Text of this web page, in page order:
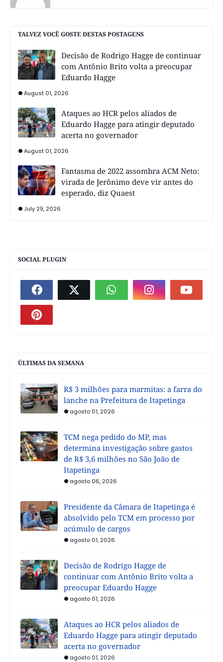
TALVEZ VOCÊ GOSTE DESTAS POSTAGENS
Decisão de Rodrigo Hagge de continuar
com Antônio Brito volta a preocupar
Eduardo Hagge
August 01, 2026
Ataques ao HCR pelos aliados de
Eduardo Hagge para atingir deputado
acerta no governador
August 01, 2026
Fantasma de 2022 assombra ACM Neto:
virada de Jerônimo deve vir antes do
esperado, diz Quaest
July 29, 2026
SOCIAL PLUGIN
ÚLTIMAS DA SEMANA
R$ 3 milhões para marmitas: a farra do
lanche na Prefeitura de Itapetinga
agosto 01, 2026
TCM nega pedido do MP, mas
determina investigação sobre gastos
de R$ 3,6 milhões no São João de
Itapetinga
agosto 06, 2026
Presidente da Câmara de Itapetinga é
absolvido pelo TCM em processo por
acúmulo de cargos
agosto 01, 2026
Decisão de Rodrigo Hagge de
continuar com Antônio Brito volta a
preocupar Eduardo Hagge
agosto 01, 2026
Ataques ao HCR pelos aliados de
Eduardo Hagge para atingir deputado
acerta no governador
agosto 01, 2026